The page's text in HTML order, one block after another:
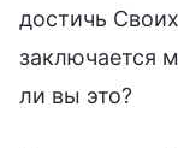
достичь
заключается
ли вы это?